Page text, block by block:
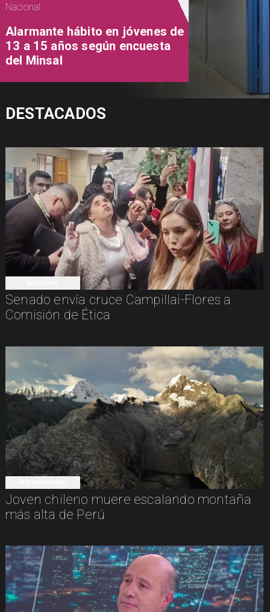
Senado envía cruce Campillai-Flores a
Comisión de Ética
Joven chileno muere escalando montaña
más alta de Perú
Nacional
Alarmante hábito en jóvenes de
13 a 15 años según encuesta
del Minsal
DESTACADOS